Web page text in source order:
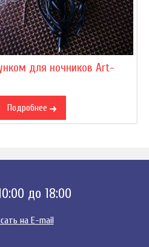
для ночников Art-
Подробнее
до 18:00
на E-mail